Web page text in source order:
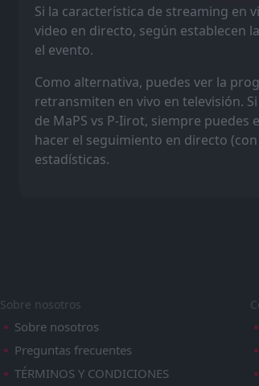
10:00
Turku PS
Si la característica de streaming en
video en directo, según establecen
el evento.
Como alternativa, puedes ver la
retransmiten en vivo en televisión.
de MaPS vs P-Iirot, siempre puedes
hacer el seguimiento en directo
estadísticas.
Sobre nosotros
Sobre nosotros
Preguntas frecuentes
TÉRMINOS Y CONDICIONES